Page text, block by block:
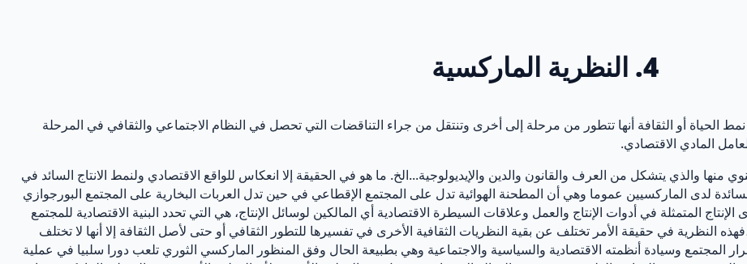
4. النظرية الماركسية
الحياة أو الثقافة أنها تتطور من مرحلة إلى أخرى وتنتقل من جراء التناقضات التي تحصل في النظام الاجتماعي والثقافي في المرحلة
المادي الاقتصادي.
والذي يتشكل من العرف والقانون والدين والإيديولوجية...الخ. ما هو في الحقيقة إلا انعكاس للواقع الاقتصادي ولنمط الانتاج السائد في
لدى الماركسيين عموما وهي أن المطحنة الهوائية تدل على المجتمع الإقطاعي في حين تدل العربات البخارية على المجتمع البورجوازي
، نظرية الثقافة، ص 251.) أي أن قوى الإنتاج المتمثلة في أدوات الإنتاج والعمل وعلاقات السيطرة الاقتصادية أي المالكين لوسائل الإنتاج، هي التي تحدد البنية الاقتصادية للمجتمع
النظرية في حقيقة الأمر تختلف عن بقية النظريات الثقافية الأخرى في تفسيرها للتطور الثقافي أو حتى لأصل الثقافة إلا أنها لا تختلف
المجتمع وسيادة أنظمته الاقتصادية والسياسية والاجتماعية وهي بطبيعة الحال وفق المنظور الماركسي الثوري تلعب دورا سلبيا في عملية